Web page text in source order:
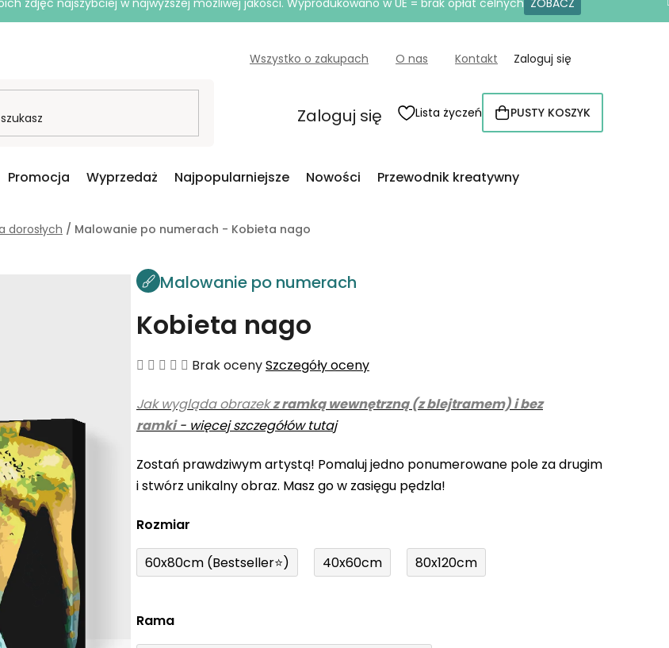
zdjęć najszybciej w najwyższej możliwej jakości. Wyprodukowano w UE = brak opłat celnych ZOBACZ
Wszystko o zakupach O nas Kontakt Zaloguj się
Zaloguj się Lista życzeń KOSZYK
PUSTY KOSZYK
Promocja Wyprzedaż Najpopularniejsze Nowości Przewodnik kreatywny
dorosłych / Malowanie po numerach - Kobieta nago
Malowanie po numerach
Kobieta nago
Średnia
produktu
wynosi
na
5
Brak ocenySzczegóły oceny
Jak wygląda obrazekz ramką wewnętrzną (z blejtramem) i bez
ramki- więcej szczegółów tutaj
Zostań prawdziwym artystą! Pomaluj jedno ponumerowane pole za drugim
i stwórz unikalny obraz. Masz go w zasięgu pędzla!
Rozmiar
60x80cm (Bestseller⭐) 40x60cm 80x120cm
Rama